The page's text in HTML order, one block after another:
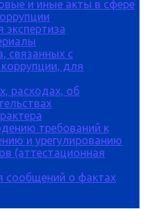
и иные акты в сфере
экспертиза
связанных с
для
расходах, об
требований к
и урегулированию
(аттестационная
сообщений о фактах